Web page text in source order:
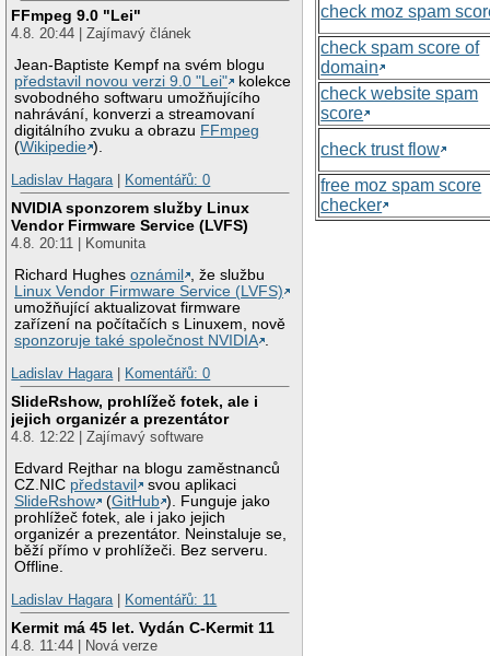
FFmpeg 9.0 "Lei"
4.8. 20:44 | Zajímavý článek
Jean-Baptiste Kempf na svém blogu
představil novou verzi 9.0 "Lei"
kolekce
svobodného softwaru umožňujícího
nahrávání, konverzi a streamovaní
digitálního zvuku a obrazu FFmpeg
(Wikipedie ).
Ladislav Hagara
Komentářů: 0
NVIDIA sponzorem služby Linux
Vendor Firmware Service (LVFS)
4.8. 20:11 | Komunita
Richard Hughesoznámil
, že službu
Linux Vendor Firmware Service (LVFS)
umožňující aktualizovat firmware
zařízení na počítačích s Linuxem, nově
sponzoruje také společnost NVIDIA .
Ladislav Hagara | Komentářů: 0
SlideRshow, prohlížeč fotek, ale i
jejich organizér a prezentátor
4.8. 12:22 | Zajímavý software
Edvard Rejthar na blogu zaměstnanců
CZ.NIC představil
svou aplikaci
SlideRshow
(GitHub ). Funguje jako
prohlížeč fotek, ale i jako jejich
organizér a prezentátor. Neinstaluje se,
běží přímo v prohlížeči. Bez serveru.
Offline.
Ladislav Hagara | Komentářů: 11
Kermit má 45 let. Vydán C-Kermit 11
4.8. 11:44 | Nová verze
check moz spam
check spam score of
domain
check website spam
score
check trust flow
free moz spam score
checker